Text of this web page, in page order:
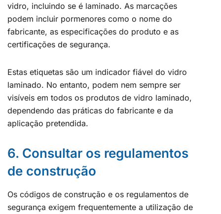
vidro, incluindo se é laminado. As marcações
podem incluir pormenores como o nome do
fabricante, as especificações do produto e as
certificações de segurança.
Estas etiquetas são um indicador fiável do vidro
laminado. No entanto, podem nem sempre ser
visíveis em todos os produtos de vidro laminado,
dependendo das práticas do fabricante e da
aplicação pretendida.
6. Consultar os regulamentos
de construção
Os códigos de construção e os regulamentos de
segurança exigem frequentemente a utilização de